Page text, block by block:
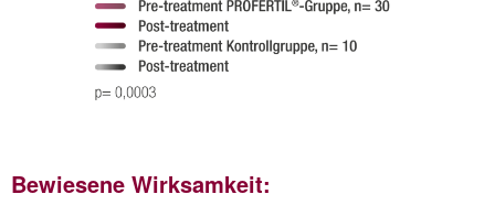
Bewiesene Wirksamkeit: